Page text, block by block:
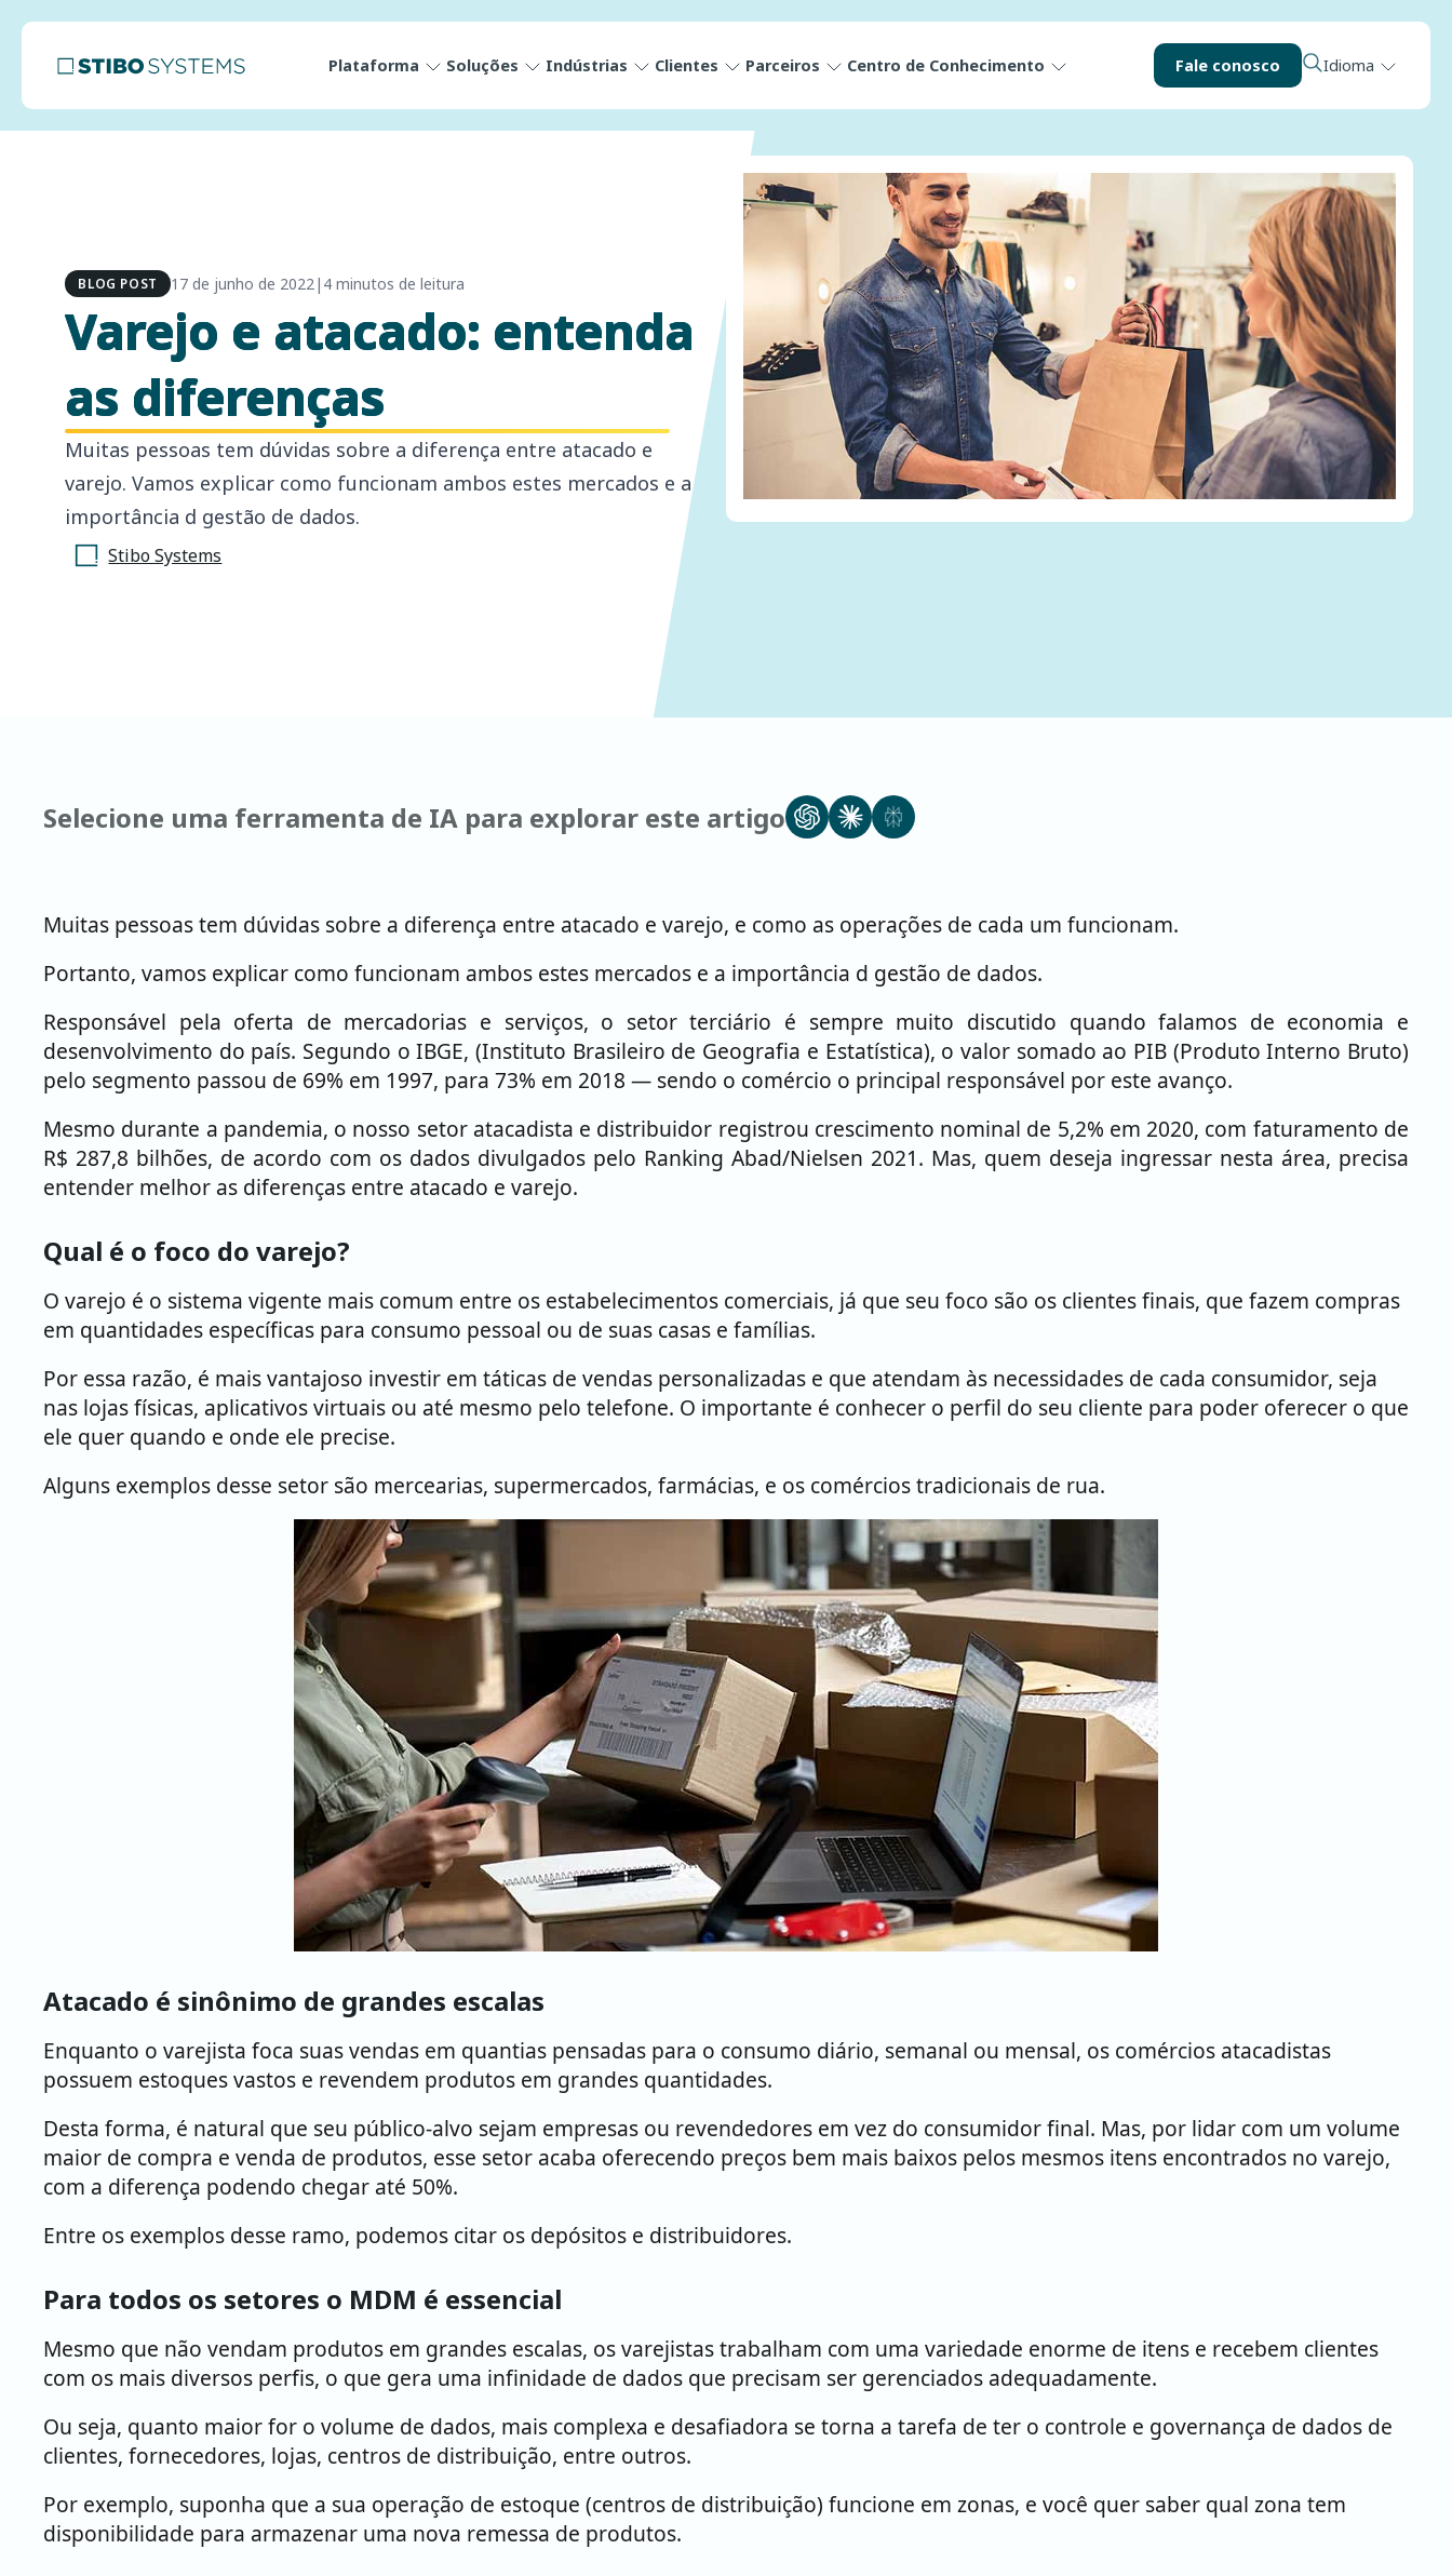
Plataforma Soluções Indústrias Clientes Parceiros Centro de Conhecimento Fale conosco Idioma
BLOG POST 17 de junho de 2022| 4 minutos de leitura
Varejo e atacado: entenda
as diferenças
Muitas pessoas tem dúvidas sobre a diferença entre atacado e
varejo. Vamos explicar como funcionam ambos estes mercados e a
importância d gestão de dados.
Stibo Systems
Selecione uma ferramenta de IA para explorar este artigo
Muitas pessoas tem dúvidas sobre a diferença entre atacado e varejo, e como as operações de cada um funcionam.
Portanto, vamos explicar como funcionam ambos estes mercados e a importância d gestão de dados.
Responsável pela oferta de mercadorias e serviços, o setor terciário é sempre muito discutido quando falamos de economia e
desenvolvimento do país. Segundo o IBGE, (Instituto Brasileiro de Geografia e Estatística), o valor somado ao PIB (Produto Interno Bruto)
pelo segmento passou de 69% em 1997, para 73% em 2018 — sendo o comércio o principal responsável por este avanço.
Mesmo durante a pandemia, o nosso setor atacadista e distribuidor registrou crescimento nominal de 5,2% em 2020, com faturamento de
R$ 287,8 bilhões, de acordo com os dados divulgados pelo Ranking Abad/Nielsen 2021. Mas, quem deseja ingressar nesta área, precisa
entender melhor as diferenças entre atacado e varejo.
Qual é o foco do varejo?
O varejo é o sistema vigente mais comum entre os estabelecimentos comerciais, já que seu foco são os clientes finais, que fazem compras
em quantidades específicas para consumo pessoal ou de suas casas e famílias.
Por essa razão, é mais vantajoso investir em táticas de vendas personalizadas e que atendam às necessidades de cada consumidor, seja
nas lojas físicas, aplicativos virtuais ou até mesmo pelo telefone. O importante é conhecer o perfil do seu cliente para poder oferecer o que
ele quer quando e onde ele precise.
Alguns exemplos desse setor são mercearias, supermercados, farmácias, e os comércios tradicionais de rua.
Atacado é sinônimo de grandes escalas
Enquanto o varejista foca suas vendas em quantias pensadas para o consumo diário, semanal ou mensal, os comércios atacadistas
possuem estoques vastos e revendem produtos em grandes quantidades.
Desta forma, é natural que seu público-alvo sejam empresas ou revendedores em vez do consumidor final. Mas, por lidar com um volume
maior de compra e venda de produtos, esse setor acaba oferecendo preços bem mais baixos pelos mesmos itens encontrados no varejo,
com a diferença podendo chegar até 50%.
Entre os exemplos desse ramo, podemos citar os depósitos e distribuidores.
Para todos os setores o MDM é essencial
Mesmo que não vendam produtos em grandes escalas, os varejistas trabalham com uma variedade enorme de itens e recebem clientes
com os mais diversos perfis, o que gera uma infinidade de dados que precisam ser gerenciados adequadamente.
Ou seja, quanto maior for o volume de dados, mais complexa e desafiadora se torna a tarefa de ter o controle e governança de dados de
clientes, fornecedores, lojas, centros de distribuição, entre outros.
Por exemplo, suponha que a sua operação de estoque (centros de distribuição) funcione em zonas, e você quer saber qual zona tem
disponibilidade para armazenar uma nova remessa de produtos.